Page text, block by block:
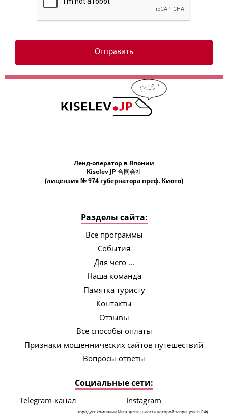
Ленд-оператор в Японии
Kiselev JP 合同会社
(лицензия № 974 губернатора преф. Киото)
Разделы сайта:
Все программы
События
Для чего ...
Наша команда
Памятка туристу
Контакты
Отзывы
Все способы оплаты
Признаки мошеннических сайтов путешествий
Вопросы-ответы
Социальные сети:
Telegram-канал Instagram
(продукт компании Meta, деятельность которой запрещена в РФ).